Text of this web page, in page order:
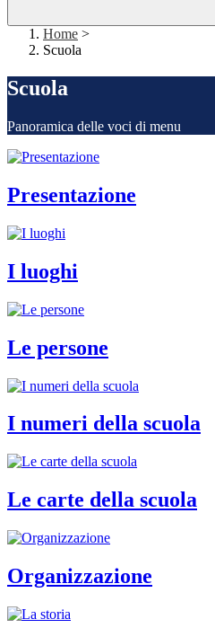
Home >
Scuola
Scuola
Panoramica delle voci di menu
Presentazione
I luoghi
Le persone
I numeri della scuola
Le carte della scuola
Organizzazione